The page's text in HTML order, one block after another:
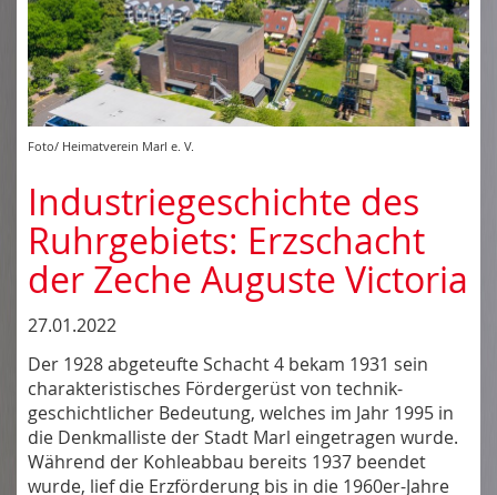
Foto/ Heimatverein Marl e. V.
Industriegeschichte des
Ruhrgebiets: Erzschacht
der Zeche Auguste Victoria
27.01.2022
Der 1928 abgeteufte Schacht 4 bekam 1931 sein
charakteristisches Fördergerüst von technik-
geschichtlicher Bedeutung, welches im Jahr 1995 in
die Denkmalliste der Stadt Marl eingetragen wurde.
Während der Kohleabbau bereits 1937 beendet
wurde, lief die Erzförderung bis in die 1960er-Jahre